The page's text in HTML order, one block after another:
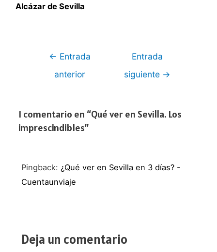
Alcázar de Sevilla
Navegación
← Entrada
anterior
Entrada
siguiente →
1 comentario en “Qué ver en Sevilla. Los
imprescindibles”
Pingback: ¿Qué ver en Sevilla en 3 días? -
Cuentaunviaje
Deja un comentario